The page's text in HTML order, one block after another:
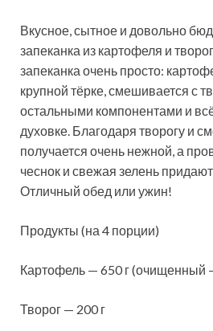
Вкусное, сытное и довольно
запеканка из картофеля и
запеканка очень просто:
крупной тёрке, смешивается с
остальными компонентами и
духовке. Благодаря творогу и
получается очень нежной, а
чеснок и свежая зелень
Отличный обед или ужин!
Продукты (на 4 порции)
Картофель — 650 г (очищенный
Творог — 200 г